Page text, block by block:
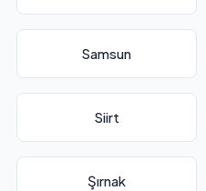
Samsun
Siirt
Şırnak